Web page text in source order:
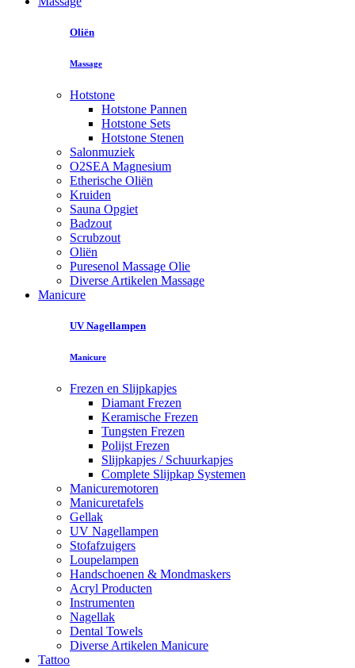
Oliën
Massage
Hotstone
Hotstone Pannen
Hotstone Sets
Hotstone Stenen
Salonmuziek
O2SEA Magnesium
Etherische Oliën
Kruiden
Sauna Opgiet
Badzout
Scrubzout
Oliën
Puresenol Massage Olie
Diverse Artikelen Massage
Manicure
UV Nagellampen
Manicure
Frezen en Slijpkapjes
Diamant Frezen
Keramische Frezen
Tungsten Frezen
Polijst Frezen
Slijpkapjes / Schuurkapjes
Complete Slijpkap Systemen
Manicuremotoren
Manicuretafels
Gellak
UV Nagellampen
Stofafzuigers
Loupelampen
Handschoenen & Mondmaskers
Acryl Producten
Instrumenten
Nagellak
Dental Towels
Diverse Artikelen Manicure
Tattoo